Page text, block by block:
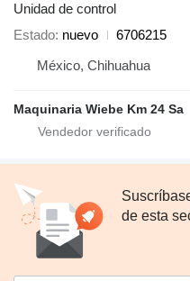
Unidad de control
Estado nuevo
6706215
México, Chihuahua
Maquinaria Wiebe Km 24 Sa
de esta